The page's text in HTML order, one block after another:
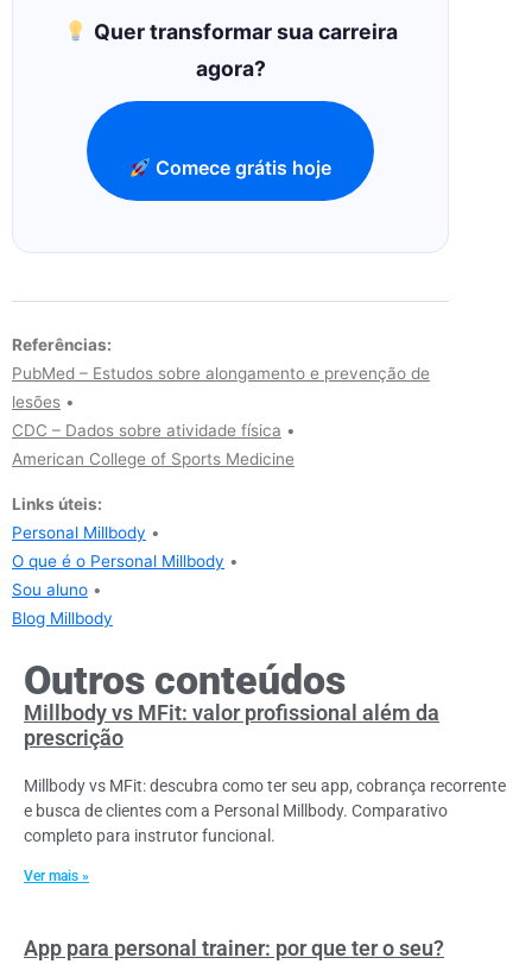
Quer transformar sua carreira
agora?
Comece grátis hoje
Referências:
PubMed – Estudos sobre alongamento e prevenção de
lesões •
CDC – Dados sobre atividade física •
American College of Sports Medicine
Links úteis:
Personal Millbody •
O que é o Personal Millbody •
Sou aluno •
Blog Millbody
Outros conteúdos
Millbody vs MFit: valor profissional além da
prescrição
Millbody vs MFit: descubra como ter seu app, cobrança recorrente
e busca de clientes com a Personal Millbody. Comparativo
completo para instrutor funcional.
Ver mais »
App para personal trainer: por que ter o seu?